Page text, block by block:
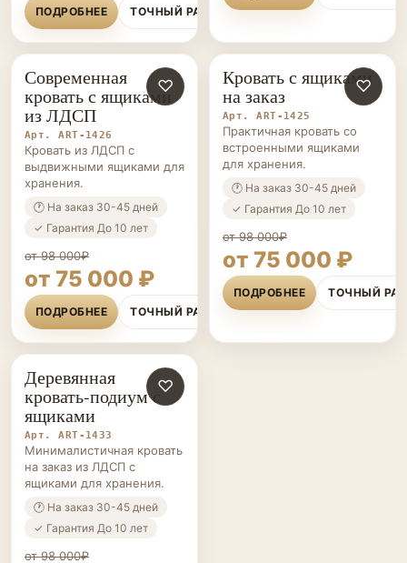
ПОДРОБНЕЕ ТОЧНЫЙ РАСЧЁТ
КРОВАТИ-
ПОДИУМЫ НА ЗАКАЗ
♡
Современная
кровать с ящиками
из ЛДСП
Арт. ART-1426
Кровать из ЛДСП с
выдвижными ящиками для
хранения.
🕐 На заказ 30-45 дней
✓ Гарантия До 10 лет
от 98 000₽
от 75 000 ₽
ПОДРОБНЕЕ ТОЧНЫЙ РАСЧЁТ
КРОВАТИ-
ПОДИУМЫ НА ЗАКАЗ
♡
Кровать с ящиками
на заказ
Арт. ART-1425
Практичная кровать со
встроенными ящиками
для хранения.
🕐 На заказ 30-45 дней
✓ Гарантия До 10 лет
от 98 000₽
от 75 000 ₽
ПОДРОБНЕЕ ТОЧНЫЙ
КРОВАТИ-
ПОДИУМЫ НА ЗАКАЗ
♡
Деревянная
кровать-подиум с
ящиками
Арт. ART-1433
Минималистичная кровать
на заказ из ЛДСП с
ящиками для хранения.
🕐 На заказ 30-45 дней
✓ Гарантия До 10 лет
от 98 000₽